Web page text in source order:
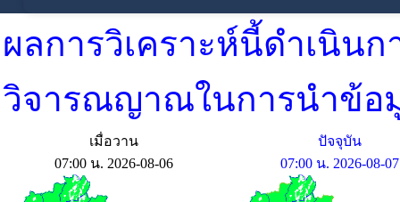
Forecasting Landslide
System,
ผลการวิเคราะห์นี้ดำเนิน
วิจารณญาณในการนำข้อ
เมื่อวาน
07:00 น. 2026-08-06
ปัจจุบัน
07:00 น. 2026-08-07